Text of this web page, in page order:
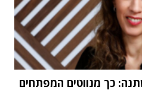
כך מנווטים המפתחים